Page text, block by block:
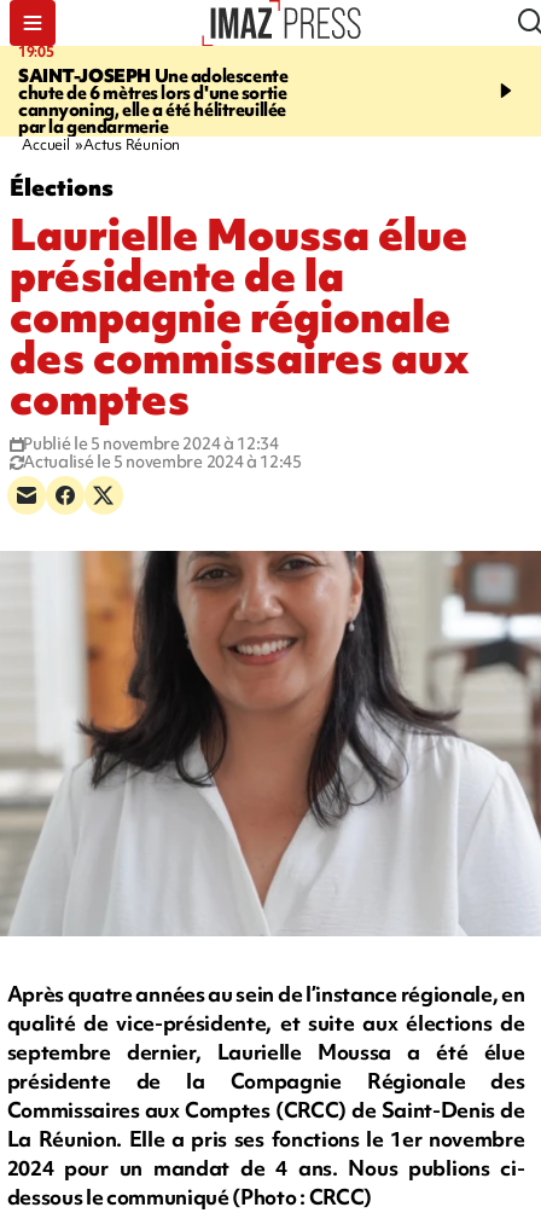
19:05
SAINT-JOSEPH Une adolescente
chute de 6 mètres lors d'une sortie
cannyoning, elle a été hélitreuillée
par la gendarmerie
20:44
rouée de coups,
Accueil Actus Réunion
Élections
Laurielle Moussa élue
présidente de la
compagnie régionale
des commissaires aux
comptes
Publié le 5 novembre 2024 à 12:34
Actualisé le 5 novembre 2024 à 12:45
Après quatre années au sein de l’instance régionale, en
qualité de vice-présidente, et suite aux élections de
septembre dernier, Laurielle Moussa a été élue
présidente de la Compagnie Régionale des
Commissaires aux Comptes (CRCC) de Saint-Denis de
La Réunion. Elle a pris ses fonctions le 1er novembre
2024 pour un mandat de 4 ans. Nous publions ci-
dessous le communiqué (Photo : CRCC)